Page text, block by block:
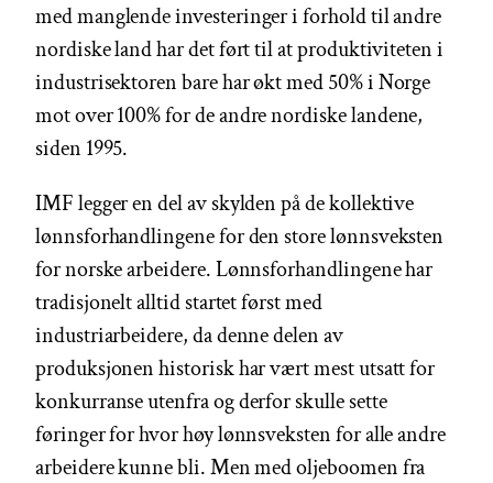
med manglende investeringer i forhold til andre
nordiske land har det ført til at produktiviteten i
industrisektoren bare har økt med 50% i Norge
mot over 100% for de andre nordiske landene,
siden 1995.
IMF legger en del av skylden på de kollektive
lønnsforhandlingene for den store lønnsveksten
for norske arbeidere. Lønnsforhandlingene har
tradisjonelt alltid startet først med
industriarbeidere, da denne delen av
produksjonen historisk har vært mest utsatt for
konkurranse utenfra og derfor skulle sette
føringer for hvor høy lønnsveksten for alle andre
arbeidere kunne bli. Men med oljeboomen fra